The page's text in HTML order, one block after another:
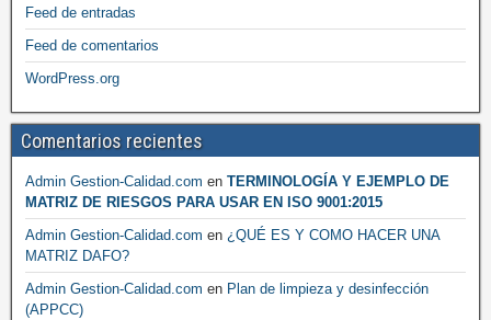
Feed de entradas
Feed de comentarios
WordPress.org
Comentarios recientes
Admin Gestion-Calidad.com en TERMINOLOGÍA Y EJEMPLO DE
MATRIZ DE RIESGOS PARA USAR EN ISO 9001:2015
Admin Gestion-Calidad.com en ¿QUÉ ES Y COMO HACER UNA
MATRIZ DAFO?
Admin Gestion-Calidad.com en Plan de limpieza y desinfección
(APPCC)